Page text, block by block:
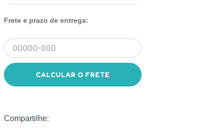
Frete e prazo de entrega:
CALCULAR O FRETE
Compartilhe: